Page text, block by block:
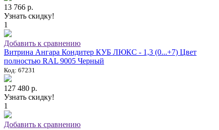
13 766 р.
Узнать скидку!
1
Добавить к сравнению
Витрина Ангара Кондитер КУБ ЛЮКС - 1,3 (0...+7) Цвет
полностью RAL 9005 Черный
Код: 67231
127 480 р.
Узнать скидку!
1
Добавить к сравнению